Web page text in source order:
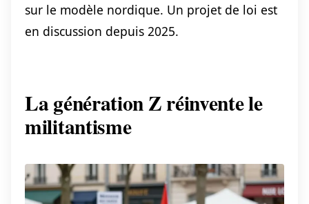
sur le modèle nordique. Un projet de loi est
en discussion depuis 2025.
La génération Z réinvente le
militantisme